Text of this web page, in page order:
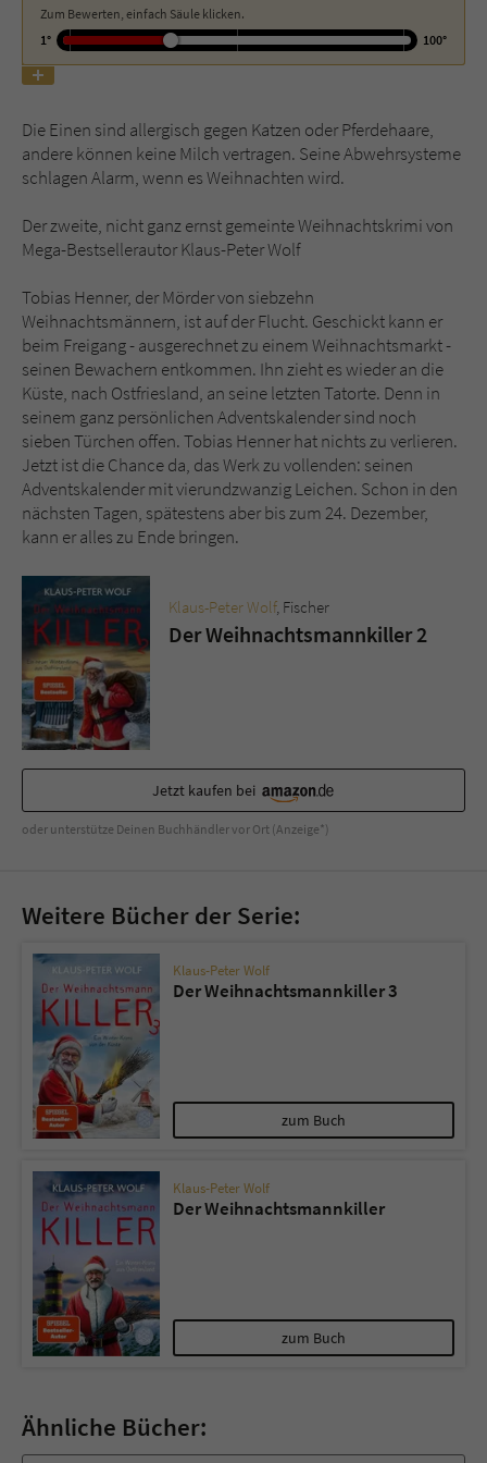
Zum Bewerten, einfach Säule klicken.
1°
100°
Die Einen sind allergisch gegen Katzen oder Pferdehaare,
andere können keine Milch vertragen. Seine Abwehrsysteme
schlagen Alarm, wenn es Weihnachten wird.
Der zweite, nicht ganz ernst gemeinte Weihnachtskrimi von
Mega-Bestsellerautor Klaus-Peter Wolf
Tobias Henner, der Mörder von siebzehn
Weihnachtsmännern, ist auf der Flucht. Geschickt kann er
beim Freigang - ausgerechnet zu einem Weihnachtsmarkt -
seinen Bewachern entkommen. Ihn zieht es wieder an die
Küste, nach Ostfriesland, an seine letzten Tatorte. Denn in
seinem ganz persönlichen Adventskalender sind noch
sieben Türchen offen. Tobias Henner hat nichts zu verlieren.
Jetzt ist die Chance da, das Werk zu vollenden: seinen
Adventskalender mit vierundzwanzig Leichen. Schon in den
nächsten Tagen, spätestens aber bis zum 24. Dezember,
kann er alles zu Ende bringen.
Klaus-Peter Wolf, Fischer
Der Weihnachtsmannkiller 2
Jetzt kaufen bei
oder unterstütze Deinen Buchhändler vor Ort (Anzeige*)
Weitere Bücher der Serie:
Klaus-Peter Wolf
Der Weihnachtsmannkiller 3
zum Buch
Klaus-Peter Wolf
Der Weihnachtsmannkiller
zum Buch
Ähnliche Bücher:
Name tx_pwcomments_ahash
Laufzeit 1 Jahr
Anbieter Literatur-Couch Medien GmbH & Co. KG
Laufzeit Session
Zweck
Dieses Cookie gewährleistet die
Kommunikation der Webseite mit dem
Benutzer. Es wird benötigt um z. B. den
Sicherheitscode des Kontaktformulars zu
überprüfen.